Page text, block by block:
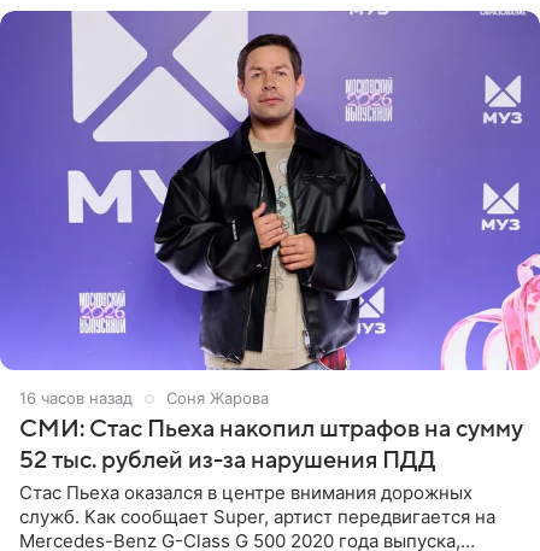
16 часов назад Соня Жарова
СМИ: Стас Пьеха накопил штрафов на сумму
52 тыс. рублей из-за нарушения ПДД
Стас Пьеха оказался в центре внимания дорожных
служб. Как сообщает Super, артист передвигается на
Mercedes-Benz G-Class G 500 2020 года выпуска,